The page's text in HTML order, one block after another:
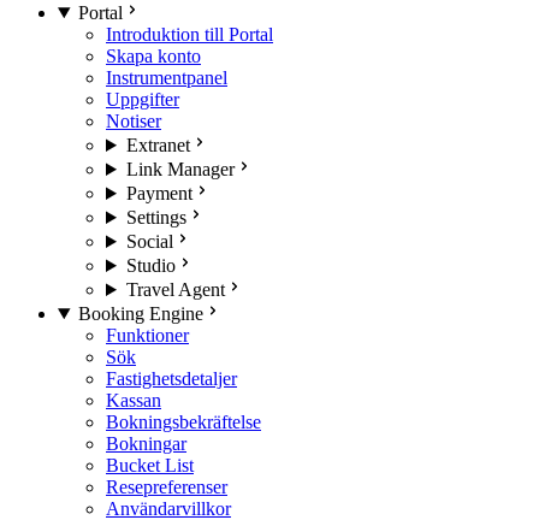
Portal
Introduktion till Portal
Skapa konto
Instrumentpanel
Uppgifter
Notiser
Extranet
Link Manager
Payment
Settings
Social
Studio
Travel Agent
Booking Engine
Funktioner
Sök
Fastighetsdetaljer
Kassan
Bokningsbekräftelse
Bokningar
Bucket List
Resepreferenser
Användarvillkor